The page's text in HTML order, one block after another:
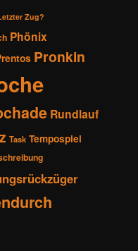
Zug?
Phönix
Pronkin
Rundlauf
Task Tempospiel